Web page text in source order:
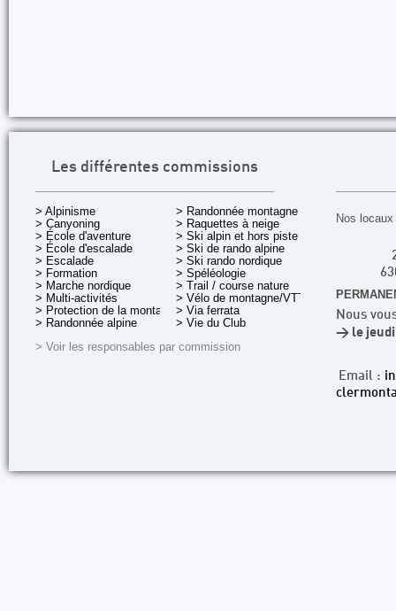
Les différentes commissions
> Alpinisme
> Canyoning
> École d'aventure
> École d'escalade
> Escalade
> Formation
> Marche nordique
> Multi-activités
> Protection de la montagne
> Randonnée alpine
> Randonnée montagne
> Raquettes à neige
> Ski alpin et hors piste
> Ski de rando alpine
> Ski rando nordique
> Spéléologie
> Trail / course nature
> Vélo de montagne/VTT
> Via ferrata
> Vie du Club
> Voir les responsables par commission
Nos
Nous
> le jeudi
Email :